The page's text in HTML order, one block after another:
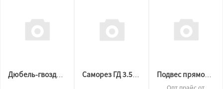
Дюбель-гвоздь 6*40мм (СВ Премиум) Подвес прямой 0.6*300мм
Опт прайс от